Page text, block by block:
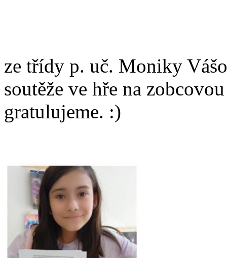
ze třídy p. uč. Moniky
soutěže ve hře na
gratulujeme. :)